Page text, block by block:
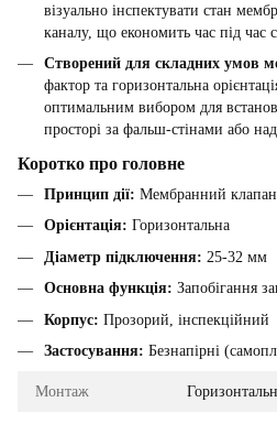
візуально інспектувати стан
каналу, що економить час під час
Створений для складних умов
фактор та горизонтальна
оптимальним вибором для
просторі за фальш-стінами або
Коротко про головне
Принцип дії: Мембранний
Орієнтація: Горизонтальна
Діаметр підключення: 25-32 мм
Основна функція: Запобігання
Корпус: Прозорий, інспекційний
Застосування: Безнапірні
Монтаж